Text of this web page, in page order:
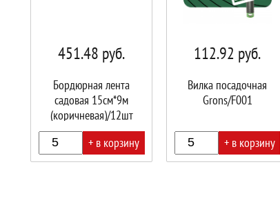
451.48 руб.
Бордюрная лента
садовая 15см*9м
(коричневая)/12шт
+ в корзину
112.92 руб.
Вилка посадочная
Grons/F001
+ в корзину